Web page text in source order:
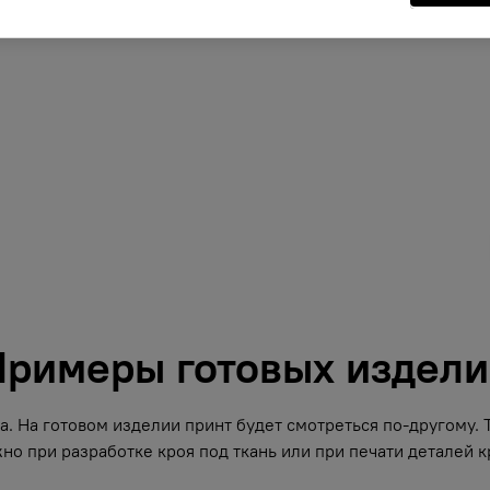
готовых
готовом изделии принт будет смотреться по-другому.
при разработке кроя под ткань или при печати деталей